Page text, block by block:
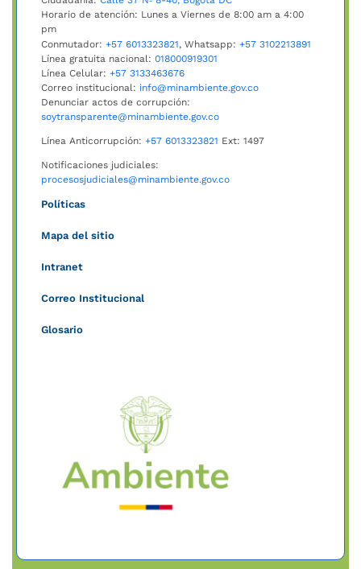
Horario de atención: Lunes a Viernes de 8:00 am a 4:00
pm
Conmutador: +57 6013323821, Whatsapp: +57 3102213891
Línea gratuita nacional: 018000919301
Línea Celular: +57 3133463676
Correo institucional: info@minambiente.gov.co
Denunciar actos de corrupción:
soytransparente@minambiente.gov.co
Línea Anticorrupción: +57 6013323821 Ext: 1497
Notificaciones judiciales:
procesosjudiciales@minambiente.gov.co
Políticas
Mapa del sitio
Intranet
Correo Institucional
Glosario